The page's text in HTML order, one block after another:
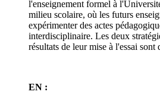
l'enseignement formel à
milieu scolaire, où les futurs
expérimenter des actes
interdisciplinaire. Les deux
résultats de leur mise à l'essai sont
EN :